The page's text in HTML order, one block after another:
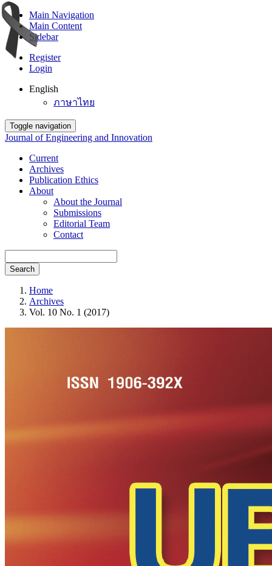
Main Navigation
Main Content
Sidebar
Register
Login
English
ภาษาไทย
Toggle navigation
Journal of Engineering and Innovation
Current
Archives
Publication Ethics
About
About the Journal
Submissions
Editorial Team
Contact
Search
Home
Archives
Vol. 10 No. 1 (2017)